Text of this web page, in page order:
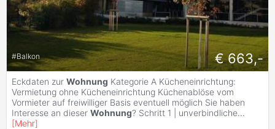
#Balkon € 663,-
Eckdaten zur Wohnung Kategorie A Kücheneinrichtung:
Vermietung ohne Kücheneinrichtung Küchenablöse vom
Vormieter auf freiwilliger Basis eventuell möglich Sie haben
Interesse an dieser Wohnung? Schritt 1 | unverbindliche...
[Mehr]